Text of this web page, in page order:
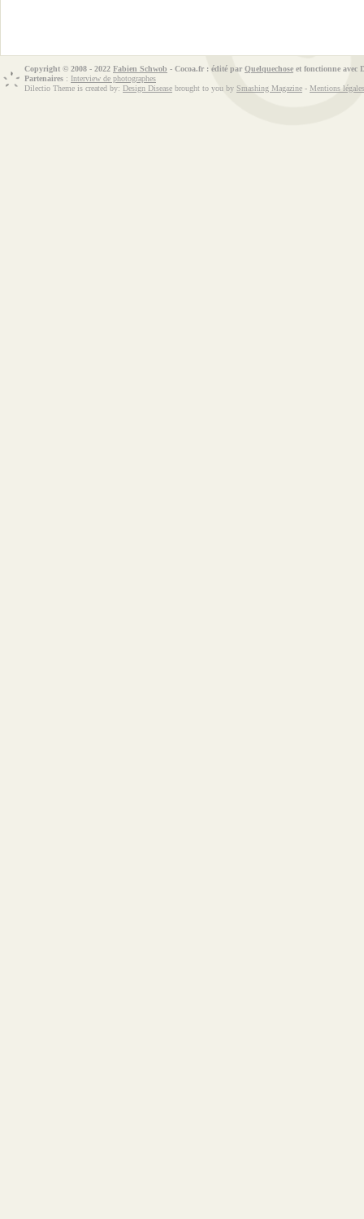
Copyright © 2008 - 2022 Fabien Schwob - Cocoa.fr : édité par Quelquechose et fonctionne avec
Partenaires : Interview de photographes
Dilectio Theme is created by: Design Disease brought to you by Smashing Magazine - Mentions légales